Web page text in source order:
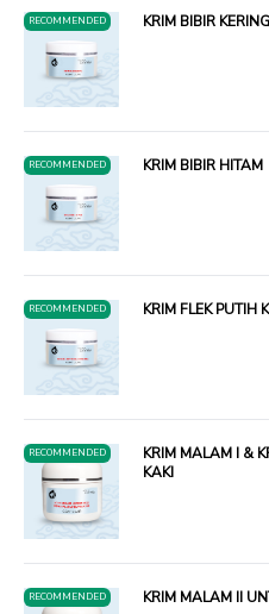
RECOMMENDED KRIM BIBIR KERING
RECOMMENDED KRIM BIBIR HITAM
RECOMMENDED KRIM FLEK PUTIH
RECOMMENDED
KRIM MALAM I &
KAKI
RECOMMENDED KRIM MALAM II